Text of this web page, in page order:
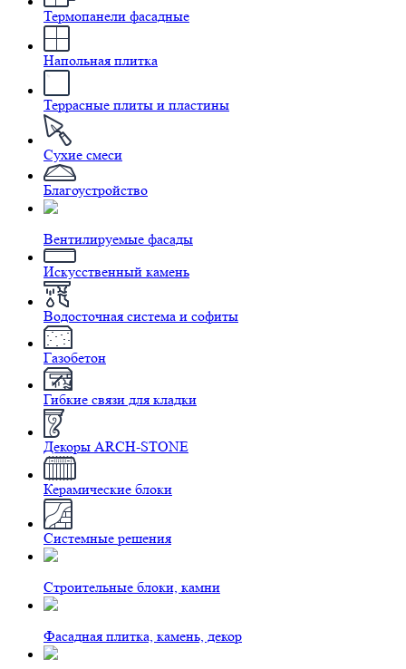
Термопанели фасадные
Напольная плитка
Террасные плиты и пластины
Сухие смеси
Благоустройство
Вентилируемые фасады
Искусственный камень
Водосточная система и софиты
Газобетон
Гибкие связи для кладки
Декоры ARCH-STONE
Керамические блоки
Системные решения
Строительные блоки, камни
Фасадная плитка, камень, декор